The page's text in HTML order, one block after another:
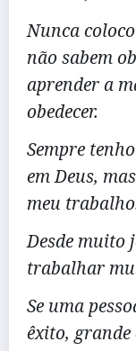
Nunca
não sabem
aprender a
obedecer.
Sempre
em Deus,
meu
Desde muito
trabalhar
Se uma
êxito, grande